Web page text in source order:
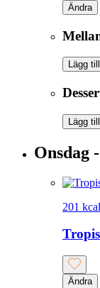
Ändra
Lägg
Lägg
Onsdag
201 kcal
Ändra